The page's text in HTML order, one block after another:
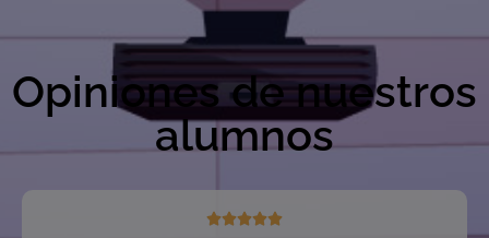
Opiniones de nuestros
alumnos
